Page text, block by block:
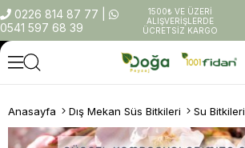
0226 814 87 77
0541 597 68 39
1500₺ VE ÜZERİ
ALIŞVERİŞLERDE
ÜCRETSİZ KARGO
Anasayfa Dış Mekan Süs Bitkileri Su Bitkileri